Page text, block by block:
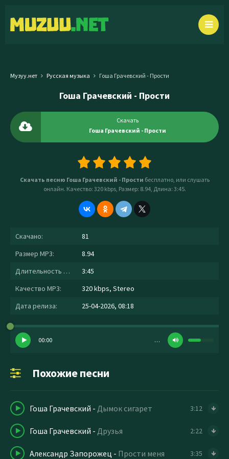
Музуу.нет Русская музыка Гоша Грачевский - Прости
Гоша Грачевский - Прости
Скачать
Гоша Грачевский - Прости
Скачать песню Гоша Грачевский - Прости бесплатно, или слушать
онлайн. Качество: 320 kbps, Размер: 8.94, Длина: 3:45.
Скачано:
81
Размер MP3:
8.94
Длительность MP3:
3:45
Качество MP3:
320 kbps, Stereo
Дата релиза:
25-04-2026, 08:18
00:00 …
Похожие песни
Гоша Грачевский - Дымок сигарет 3:12
Гоша Грачевский - Друзья 2:22
Александр Запорожец - Прости меня 3:35